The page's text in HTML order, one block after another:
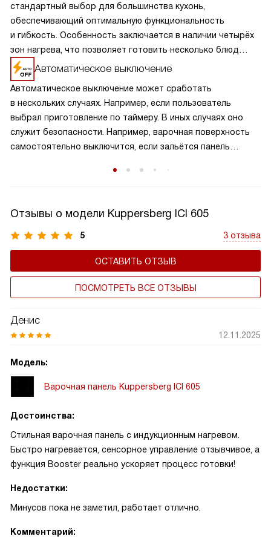
стандартный выбор для большинства кухонь,
обеспечивающий оптимальную функциональность
и гибкость. Особенность заключается в наличии четырёх
зон нагрева, что позволяет готовить несколько блюд
одновременно, экономя время и усилия. Разнообразие
размеров и мощностей конфорок подходит для
различных кулинарных задач, от быстрого кипячения
до медленного тушения. Такая панель обеспечивает
равномерное распределение тепла и удобное
расположение посуды, что делает её идеальной для
семейного использования.
Автоматическое выключение
Автоматическое выключение может сработать
в нескольких случаях. Например, если пользователь
выбрал приготовление по таймеру. В иных случаях оно
служит безопасности. Например, варочная поверхность
самостоятельно выключится, если зальётся панель
Отзывы о модели Kuppersberg ICI 605
5 3 отзыва
ОСТАВИТЬ ОТЗЫВ
ПОСМОТРЕТЬ ВСЕ ОТЗЫВЫ
Денис
12.11.2025
Модель:
Варочная панель Kuppersberg ICI 605
Достоинства:
Стильная варочная панель с индукционным нагревом.
Быстро нагревается, сенсорное управление отзывчивое, а
функция Booster реально ускоряет процесс готовки!
Недостатки:
Минусов пока не заметил, работает отлично.
Комментарий: